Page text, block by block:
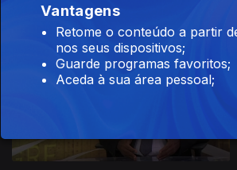
Vantagens
Retome o conteúdo a partir
nos seus dispositivos;
Guarde programas favoritos;
Aceda à sua área pessoal;